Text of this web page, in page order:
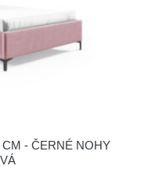
CM - ČERNÉ NOHY